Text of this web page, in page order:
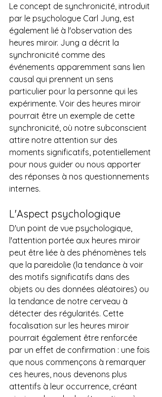
Le concept de synchronicité, introduit
par le psychologue Carl Jung, est
également lié à l'observation des
heures miroir. Jung a décrit la
synchronicité comme des
événements apparemment sans lien
causal qui prennent un sens
particulier pour la personne qui les
expérimente. Voir des heures miroir
pourrait être un exemple de cette
synchronicité, où notre subconscient
attire notre attention sur des
moments significatifs, potentiellement
pour nous guider ou nous apporter
des réponses à nos questionnements
internes.
L'Aspect psychologique
D'un point de vue psychologique,
l'attention portée aux heures miroir
peut être liée à des phénomènes tels
que la pareidolie (la tendance à voir
des motifs significatifs dans des
objets ou des données aléatoires) ou
la tendance de notre cerveau à
détecter des régularités. Cette
focalisation sur les heures miroir
pourrait également être renforcée
par un effet de confirmation : une fois
que nous commençons à remarquer
ces heures, nous devenons plus
attentifs à leur occurrence, créant